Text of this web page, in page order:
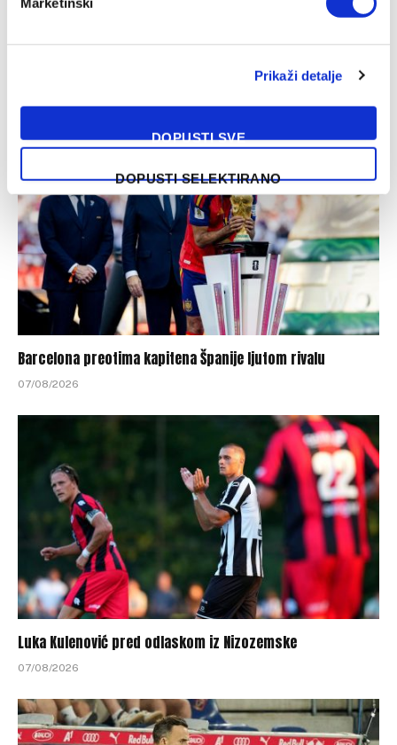
Prikaži detalje
DOPUSTI SVE
DOPUSTI SELEKTIRANO
Barcelona preotima kapitena Španije ljutom rivalu
07/08/2026
Luka Kulenović pred odlaskom iz Nizozemske
07/08/2026